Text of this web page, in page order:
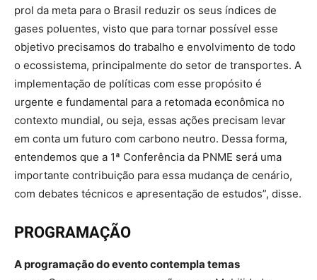
prol da meta para o Brasil reduzir os seus índices de
gases poluentes, visto que para tornar possível esse
objetivo precisamos do trabalho e envolvimento de todo
o ecossistema, principalmente do setor de transportes. A
implementação de políticas com esse propósito é
urgente e fundamental para a retomada econômica no
contexto mundial, ou seja, essas ações precisam levar
em conta um futuro com carbono neutro. Dessa forma,
entendemos que a 1ª Conferência da PNME será uma
importante contribuição para essa mudança de cenário,
com debates técnicos e apresentação de estudos”, disse.
PROGRAMAÇÃO
A programação do evento contempla temas